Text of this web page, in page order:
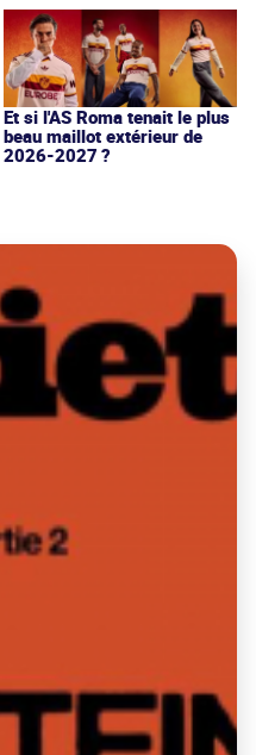
Et si l'AS Roma tenait le plus
beau maillot extérieur de
2026-2027 ?